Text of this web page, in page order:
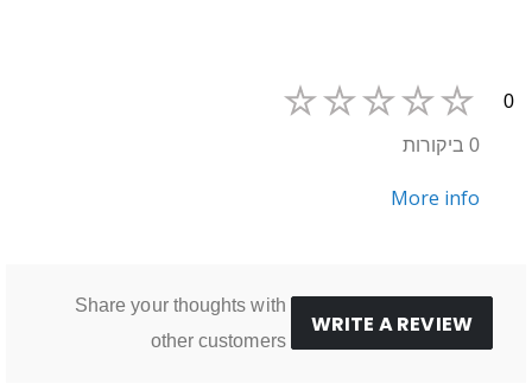
0
0 ביקורות
More info
WRITE A REVIEW
Share your thoughts with
other customers